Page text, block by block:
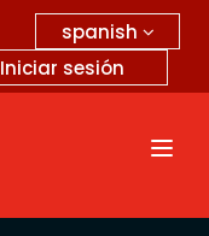
spanish
Iniciar sesión